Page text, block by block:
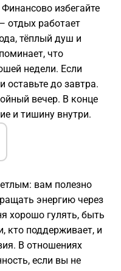
избегайте
отдых работает
тёплый душ и
что
недели. Если
оставьте до завтра.
вечер. В конце
и тишину внутри.
вам полезно
энергию через
хорошо гулять, быть
кто поддерживает, и
В отношениях
если вы не